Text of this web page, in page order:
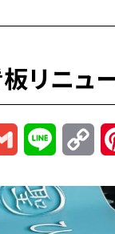
リニュ
Gmail Line